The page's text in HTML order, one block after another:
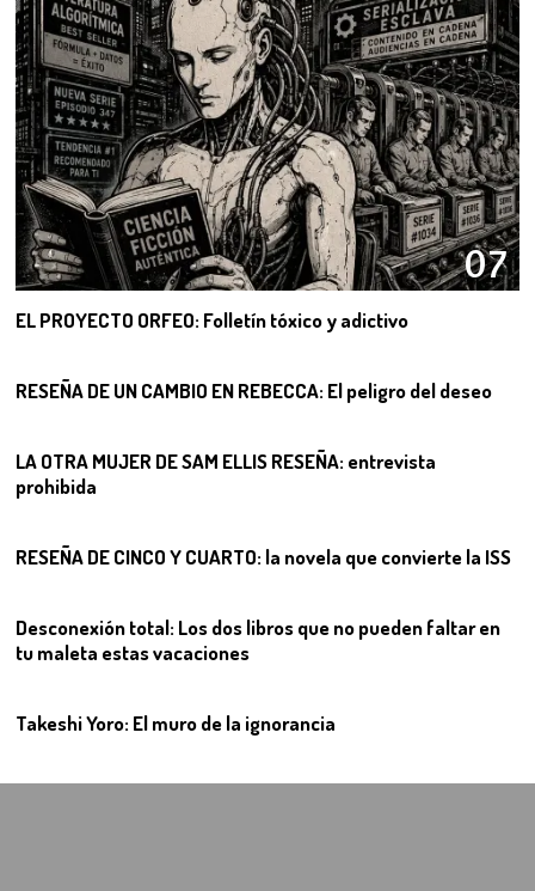
07
EL PROYECTO ORFEO: Folletín tóxico y adictivo
RESEÑA DE UN CAMBIO EN REBECCA: El peligro del deseo
09
LA OTRA MUJER DE SAM ELLIS RESEÑA: entrevista
prohibida
RESEÑA DE CINCO Y CUARTO: la novela que convierte la ISS
11
Desconexión total: Los dos libros que no pueden faltar en
tu maleta estas vacaciones
Takeshi Yoro: El muro de la ignorancia